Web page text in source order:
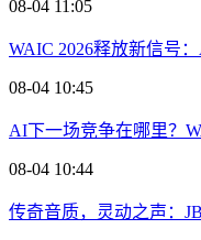
08-04 11:05
WAIC 2026释放新信号
08-04 10:45
AI下一场竞争在哪里？
08-04 10:44
传奇音质，灵动之声：